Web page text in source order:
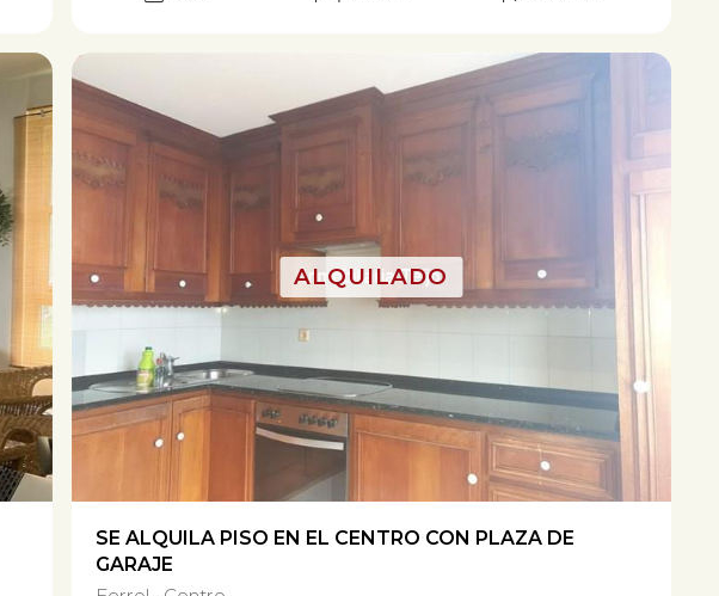
SE ALQUILA PISO EN EL CENTRO CON PLAZA DE
GARAJE